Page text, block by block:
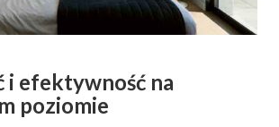
i efektywność na
poziomie